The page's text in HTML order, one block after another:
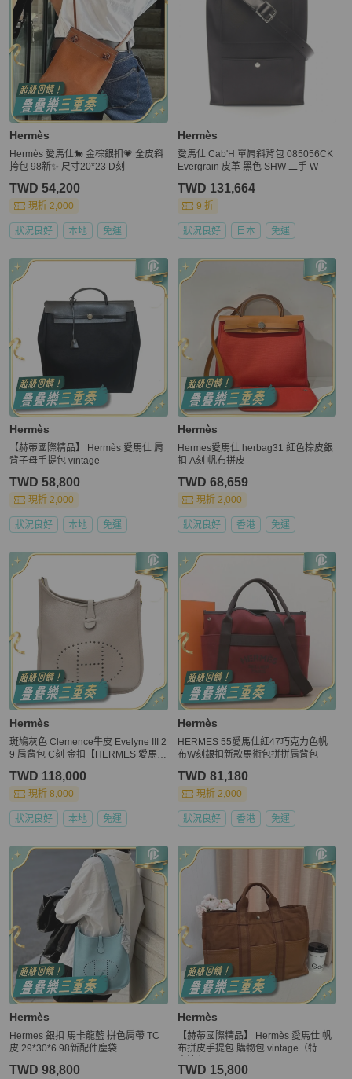
Hermès
Hermès 愛馬仕🐎 金棕銀扣💗 全皮斜
挎包 98新✨ 尺寸20*23 D刻
TWD 54,200
現折 2,000
狀況良好 本地 免運
Hermès
愛馬仕 Cab'H 單肩斜背包 085056CK
Evergrain 皮革 黑色 SHW 二手 W
TWD 131,664
9 折
狀況良好 日本 免運
Hermès
【赫蒂國際精品】 Hermès 愛馬仕 肩
背子母手提包 vintage
TWD 58,800
現折 2,000
狀況良好 本地 免運
Hermès
Hermes愛馬仕 herbag31 紅色棕皮銀
扣 A刻 帆布拼皮
TWD 68,659
現折 2,000
狀況良好 香港 免運
Hermès
斑鳩灰色 Clemence牛皮 Evelyne III 2
9 肩背包 C刻 金扣【HERMES 愛馬
TWD 118,000
現折 8,000
狀況良好 本地 免運
Hermès
HERMES 55愛馬仕紅47巧克力色帆
布W刻銀扣新款馬術包拼拼肩背包
TWD 81,180
現折 2,000
狀況良好 香港 免運
Hermès
Hermes 銀扣 馬卡龍藍 拼色肩帶 TC
皮 29*30*6 98新配件塵袋
TWD 98,800
Hermès
【赫蒂國際精品】 Hermès 愛馬仕 帆
布拼皮手提包 購物包 vintage（特價
TWD 15,800